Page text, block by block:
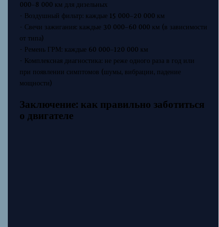
000–8 000 км для дизельных
- Воздушный фильтр: каждые 15 000–20 000 км
- Свечи зажигания: каждые 30 000–60 000 км (в зависимости
от типа)
- Ремень ГРМ: каждые 60 000–120 000 км
- Комплексная диагностика: не реже одного раза в год или
при появлении симптомов (шумы, вибрации, падение
мощности)
Заключение: как правильно заботиться
о двигателе